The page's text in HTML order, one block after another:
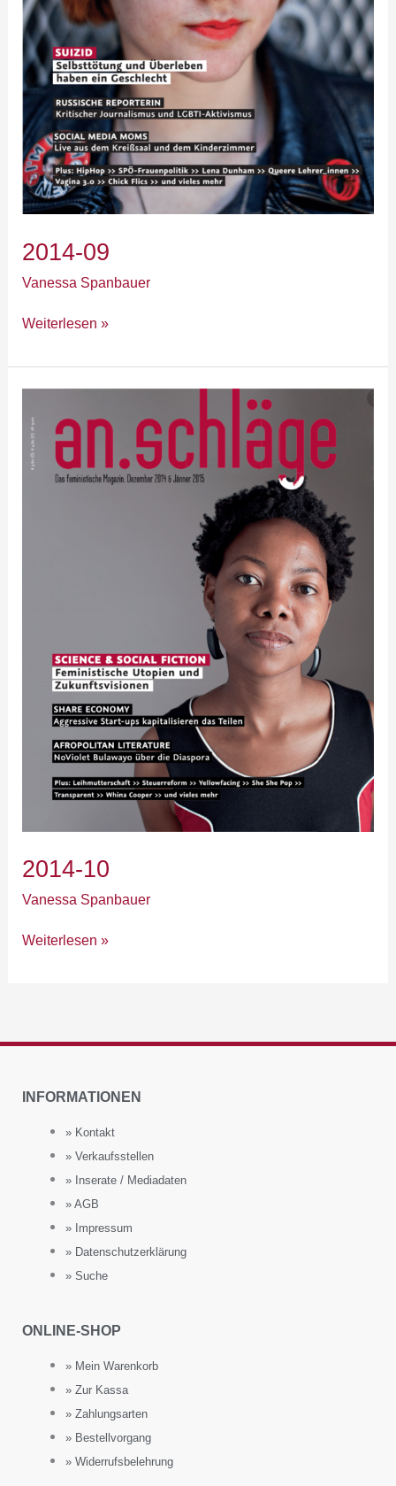
2014-09
Vanessa Spanbauer
Weiterlesen »
2014-10
Vanessa Spanbauer
10
Weiterlesen »
INFORMATIONEN
» Kontakt
» Verkaufsstellen
» Inserate / Mediadaten
» AGB
» Impressum
» Datenschutzerklärung
» Suche
ONLINE-SHOP
» Mein Warenkorb
» Zur Kassa
» Zahlungsarten
» Bestellvorgang
» Widerrufsbelehrung